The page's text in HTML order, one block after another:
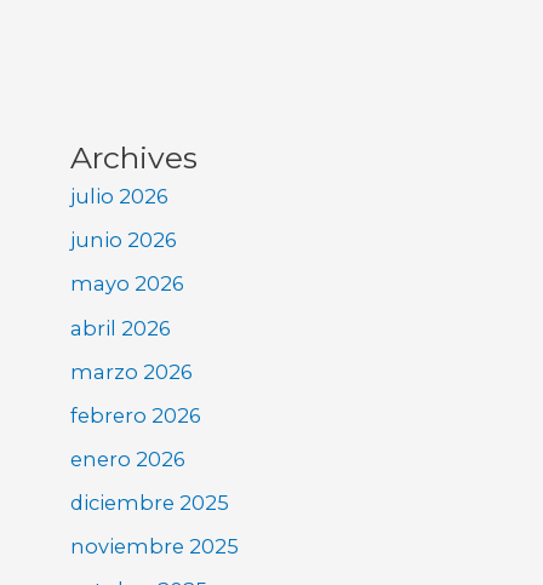
Archives
julio 2026
junio 2026
mayo 2026
abril 2026
marzo 2026
febrero 2026
enero 2026
diciembre 2025
noviembre 2025